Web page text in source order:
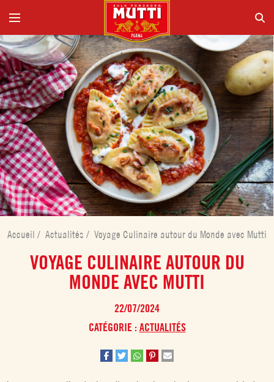
Accueil / Actualités / Voyage Culinaire autour du Monde avec Mutti
VOYAGE CULINAIRE AUTOUR DU
MONDE AVEC MUTTI
22/07/2024
CATÉGORIE : ACTUALITÉS